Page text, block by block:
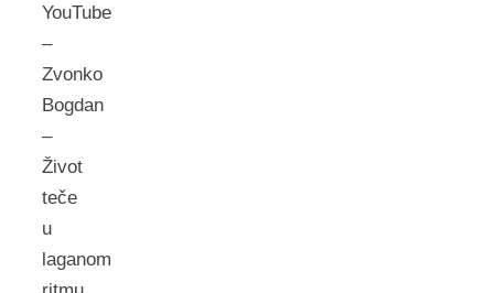
YouTube
–
Zvonko
Bogdan
–
Život
teče
u
laganom